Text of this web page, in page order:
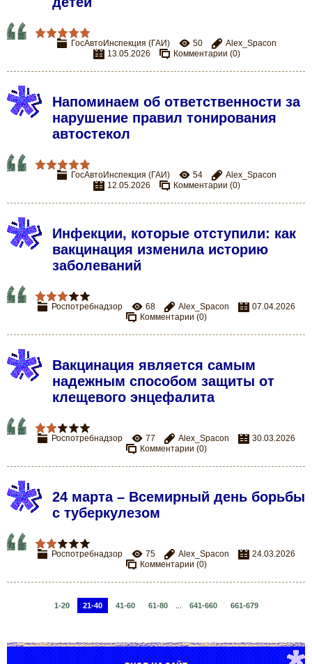
ГосАвтоИнспекция (ГАИ) 50
Alex_Spacon
13.05.2026
Комментарии (0)
Напоминаем об ответственности за
нарушение правил тонирования
автостекол
ГосАвтоИнспекция (ГАИ) 54
Alex_Spacon
12.05.2026
Комментарии (0)
Инфекции, которые отступили: как
вакцинация изменила историю
заболеваний
Роспотребнадзор 68 Alex_Spacon
07.04.2026
Комментарии (0)
Вакцинация является самым
надежным способом защиты от
клещевого энцефалита
Роспотребнадзор 77 Alex_Spacon
30.03.2026
Комментарии (0)
24 марта – Всемирный день борьбы
с туберкулезом
Роспотребнадзор 75 Alex_Spacon
24.03.2026
Комментарии (0)
1-20 21-40 41-60 61-80 641-660 661-679